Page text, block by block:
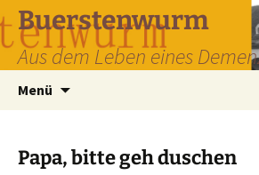
Zum
Inhalt
springen
Buerstenwurm
Aus dem Leben eines
Menü
Papa, bitte geh duschen